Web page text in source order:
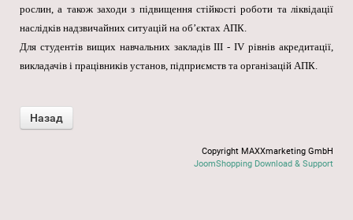
рослин, а також заходи з підвищення стійкості роботи та ліквідації
наслідків надзвичайних ситуацій на об’єктах АПК.
Для студентів вищих навчальних закладів III - IV рівнів акредитації,
викладачів і працівників установ, підприємств та організацій АПК.
Copyright MAXXmarketing GmbH
JoomShopping Download & Support